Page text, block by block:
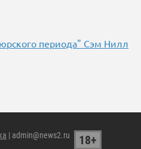
периода" Сэм Нилл
| admin@news2.ru 18+